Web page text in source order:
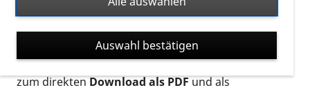
nach Flyern und Broschüren, Audios oder Videos zu
suchen. Die meisten Flyer und Broschüren werden in
verschiedenen Formaten angeboten: zur
postalischen Bestellung als gedruckte Variante
zum direktenDownload als PDFund als
Auswahl bestätigen